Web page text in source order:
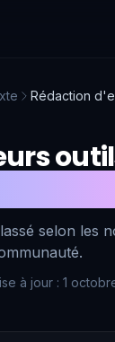
Rédaction
selon les
à jour : 1